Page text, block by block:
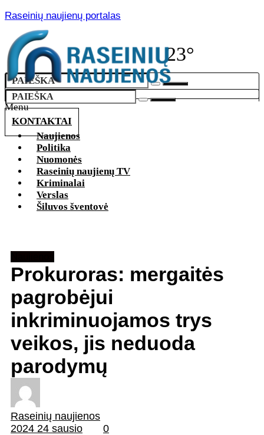
Raseinių naujienų portalas
23°
KONTAKTAI
Menu
Naujienos
Politika
Nuomonės
Raseinių naujienų TV
Kriminalai
Verslas
Šiluvos šventovė
Prokuroras: mergaitės
pagrobėjui
inkriminuojamos trys
veikos, jis neduoda
parodymų
Raseinių naujienos
2024 24 sausio
0